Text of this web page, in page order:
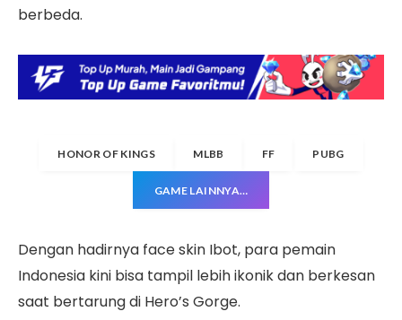
berbeda.
HONOR OF KINGS MLBB FF PUBG
GAME LAINNYA…
Dengan hadirnya face skin Ibot, para pemain
Indonesia kini bisa tampil lebih ikonik dan berkesan
saat bertarung di Hero’s Gorge.